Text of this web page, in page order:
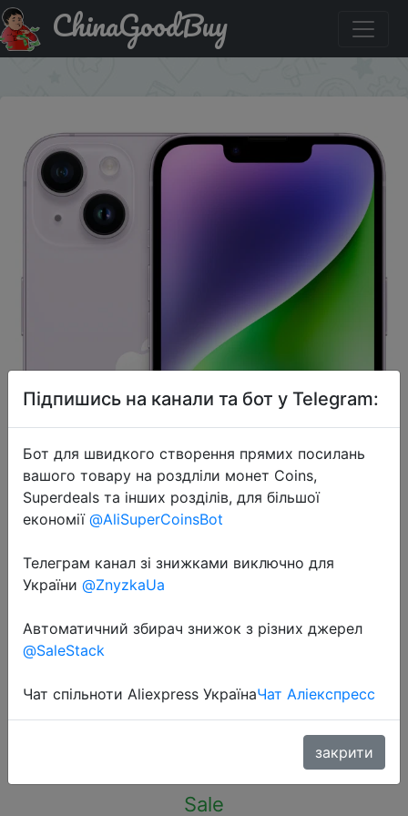
Акція на Смартфон Apple iPhone 14 128 ГБ, фиолетовый
ChinaGoodBuy
Смартфон Apple iPhone 14 128 ГБ,
фиолетовый
60970 руб.
Sale
Підпишись на канали та бот у Telegram:
Бот для швидкого створення прямих посилань
вашого товару на роздліли монет Coins,
Superdeals та інших розділів, для більшої
економії @AliSuperCoinsBot
Телеграм канал зі знижками виключно для
України @ZnyzkaUa
Автоматичний збирач знижок з різних джерел
@SaleStack
Чат спільноти Aliexpress УкраїнаЧат Аліекспресс
закрити